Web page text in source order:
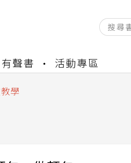
有聲書 活動專區
學